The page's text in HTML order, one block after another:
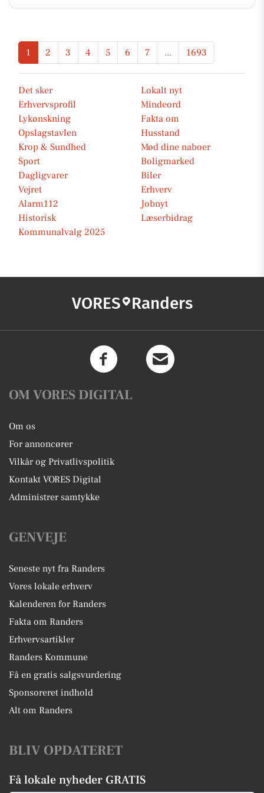
1 2 3 4 5 6 7 ... 1693
Det sker
Lokalt nyt
Erhvervsprofil
Mindeord
Lykønskning
Fakta om
Opslagstavlen
Husstand
Krop & Sundhed
Mød dine naboer
Sport
Boligmarked
Dagligvarer
Biler
Vejret
Erhverv
Alarm112
Jobnyt
Historisk
Læserbidrag
Kommunalvalg 2025
VORES Randers
OM VORES DIGITAL
Om os
For annoncører
Vilkår og Privatlivspolitik
Kontakt VORES Digital
Administrer samtykke
GENVEJE
Seneste nyt fra Randers
Vores lokale erhverv
Kalenderen for Randers
Fakta om Randers
Erhvervsartikler
Randers Kommune
Få en gratis salgsvurdering
Sponsoreret indhold
Alt om Randers
BLIV OPDATERET
Få lokale nyheder GRATIS